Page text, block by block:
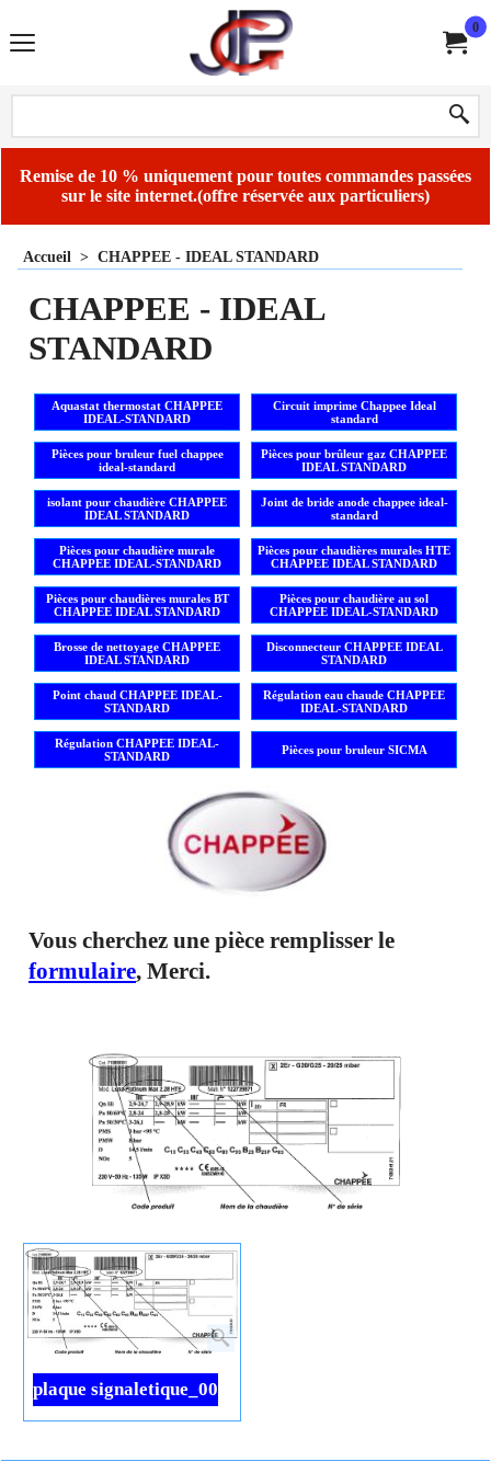
0
Remise de 10 % uniquement pour toutes commandes passées
sur le site internet.(offre réservée aux particuliers)
Accueil > CHAPPEE - IDEAL STANDARD
CHAPPEE - IDEAL
STANDARD
Aquastat thermostat CHAPPEE
IDEAL-STANDARD
Circuit imprime Chappee Ideal
standard
Pièces pour bruleur fuel chappee
ideal-standard
Pièces pour brûleur gaz CHAPPEE
IDEAL STANDARD
isolant pour chaudière CHAPPEE
IDEAL STANDARD
Joint de bride anode chappee ideal-
standard
Pièces pour chaudière murale
CHAPPEE IDEAL-STANDARD
Pièces pour chaudières murales HTE
CHAPPEE IDEAL STANDARD
Pièces pour chaudières murales BT
CHAPPEE IDEAL STANDARD
Pièces pour chaudière au sol
CHAPPEE IDEAL-STANDARD
Brosse de nettoyage CHAPPEE
IDEAL STANDARD
Disconnecteur CHAPPEE IDEAL
STANDARD
Point chaud CHAPPEE IDEAL-
STANDARD
Régulation eau chaude CHAPPEE
IDEAL-STANDARD
Régulation CHAPPEE IDEAL-
STANDARD
Pièces pour bruleur SICMA
Vous cherchez une pièce remplisser le
formulaire, Merci.
plaque signaletique_00